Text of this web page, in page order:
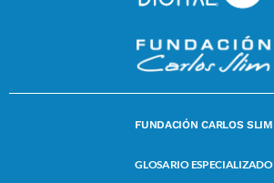
FUNDACIÓN CARLOS SLIM
GLOSARIO ESPECIALIZADO